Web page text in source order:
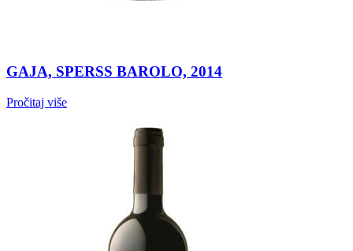
GAJA, SPERSS BAROLO, 2014
Pročitaj više